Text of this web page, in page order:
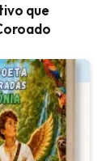
que